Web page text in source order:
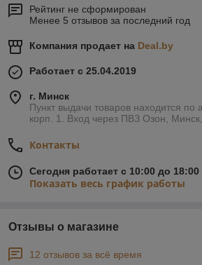
Рейтинг не сформирован
Менее 5 отзывов за последний год
Компания продает на Deal.by
Работает с 25.04.2019
г. Минск
Пункт выдачи товаров находится по
корп. 1. Вход через ПВЗ Озон,
Контакты
Сегодня работает с 10:00 до 18:00
Показать весь график работы
Отзывы о магазине
12 отзывов за всё время